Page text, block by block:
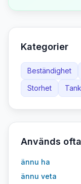
Kategorier
Beständighet
Storhet
Används
ännu ha
ännu veta